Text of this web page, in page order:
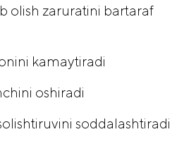
olish zaruratini bartaraf
kamaytiradi
oshiradi
soddalashtiradi